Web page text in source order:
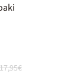
17,95€